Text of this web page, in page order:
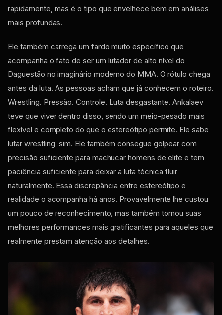
rapidamente, mas é o tipo que envelhece bem em análises
mais profundas.
Ele também carrega um fardo muito específico que
acompanha o fato de ser um lutador de alto nível do
Daguestão no imaginário moderno do MMA. O rótulo chega
antes da luta. As pessoas acham que já conhecem o roteiro.
Wrestling. Pressão. Controle. Luta desgastante. Ankalaev
teve que viver dentro disso, sendo um meio-pesado mais
flexível e completo do que o estereótipo permite. Ele sabe
lutar wrestling, sim. Ele também consegue golpear com
precisão suficiente para machucar homens de elite e tem
paciência suficiente para deixar a luta técnica fluir
naturalmente. Essa discrepância entre estereótipo e
realidade o acompanha há anos. Provavelmente lhe custou
um pouco de reconhecimento, mas também tornou suas
melhores performances mais gratificantes para aqueles que
realmente prestam atenção aos detalhes.